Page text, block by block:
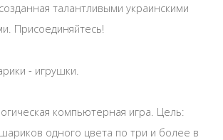
талантливыми украинскими
Присоединяйтесь!
- игрушки.
компьютерная игра. Цель:
одного цвета по три и более в